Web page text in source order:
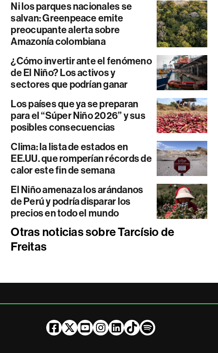
Ni los parques nacionales se
salvan: Greenpeace emite
preocupante alerta sobre
Amazonía colombiana
¿Cómo invertir ante el fenómeno
de El Niño? Los activos y
sectores que podrían ganar
Los países que ya se preparan
para el “Súper Niño 2026” y sus
posibles consecuencias
Clima: la lista de estados en
EE.UU. que romperían récords de
calor este fin de semana
El Niño amenaza los arándanos
de Perú y podría disparar los
precios en todo el mundo
Otras noticias sobre Tarcísio de
Freitas